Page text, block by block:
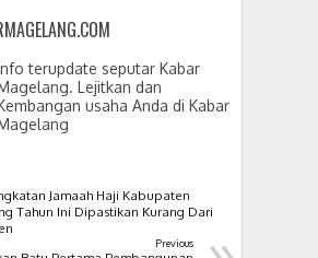
terupdate seputar Kabar
Lejitkan dan
usaha Anda di Kabar
Jamaah Haji Kabupaten
Tahun Ini Dipastikan Kurang Dari
Previous